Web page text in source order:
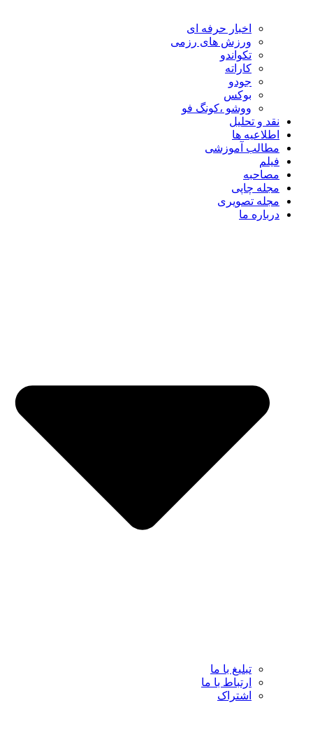
اخبار حرفه ای
ورزش های رزمی
تکواندو
کاراته
جودو
بوکس
ووشو ،کونگ فو
نقد و تحلیل
اطلاعیه ها
مطالب آموزشی
فیلم
مصاحبه
مجله چاپی
مجله تصویری
درباره ما
تبلیغ با ما
ارتباط با ما
اشتراک